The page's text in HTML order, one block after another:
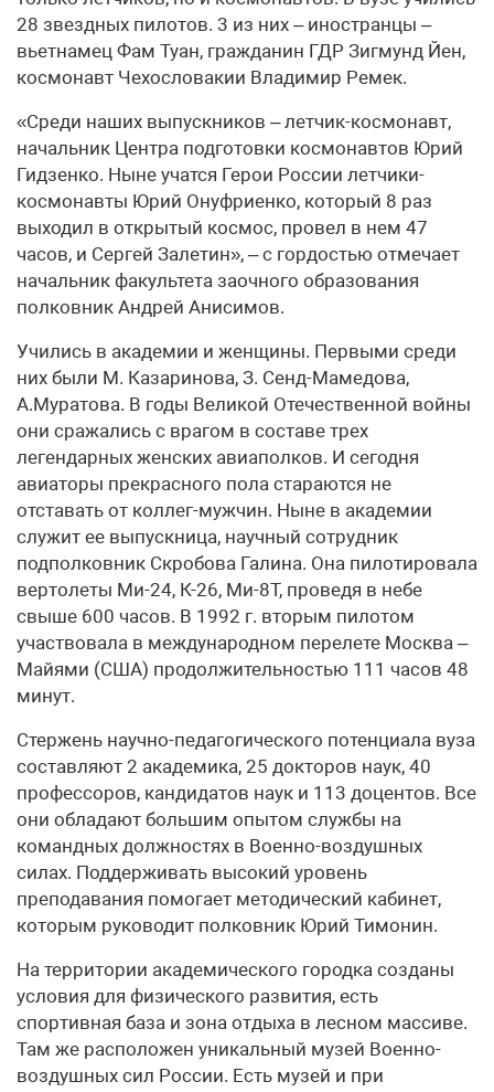
28 звездных пилотов. 3 из них – иностранцы –
вьетнамец Фам Туан, гражданин ГДР Зигмунд Йен,
космонавт Чехословакии Владимир Ремек.
«Среди наших выпускников – летчик-космонавт,
начальник Центра подготовки космонавтов Юрий
Гидзенко. Ныне учатся Герои России летчики-
космонавты Юрий Онуфриенко, который 8 раз
выходил в открытый космос, провел в нем 47
часов, и Сергей Залетин», – с гордостью отмечает
начальник факультета заочного образования
полковник Андрей Анисимов.
Учились в академии и женщины. Первыми среди
них были М. Казаринова, З. Сенд-Мамедова,
А.Муратова. В годы Великой Отечественной войны
они сражались с врагом в составе трех
легендарных женских авиаполков. И сегодня
авиаторы прекрасного пола стараются не
отставать от коллег-мужчин. Ныне в академии
служит ее выпускница, научный сотрудник
подполковник Скробова Галина. Она пилотировала
вертолеты Ми-24, К-26, Ми-8Т, проведя в небе
свыше 600 часов. В 1992 г. вторым пилотом
участвовала в международном перелете Москва –
Майями (США) продолжительностью 111 часов 48
минут.
Стержень научно-педагогического потенциала вуза
составляют 2 академика, 25 докторов наук, 40
профессоров, кандидатов наук и 113 доцентов. Все
они обладают большим опытом службы на
командных должностях в Военно-воздушных
силах. Поддерживать высокий уровень
преподавания помогает методический кабинет,
которым руководит полковник Юрий Тимонин.
На территории академического городка созданы
условия для физического развития, есть
спортивная база и зона отдыха в лесном массиве.
Там же расположен уникальный музей Военно-
воздушных сил России. Есть музей и при